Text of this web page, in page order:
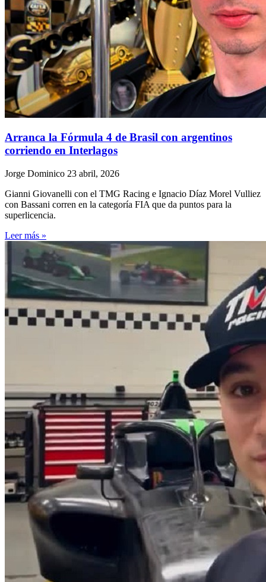
Arranca la Fórmula 4 de Brasil con argentinos
corriendo en Interlagos
Jorge Dominico 23 abril, 2026
Gianni Giovanelli con el TMG Racing e Ignacio Díaz Morel Vulliez
con Bassani corren en la categoría FIA que da puntos para la
superlicencia.
Leer más »